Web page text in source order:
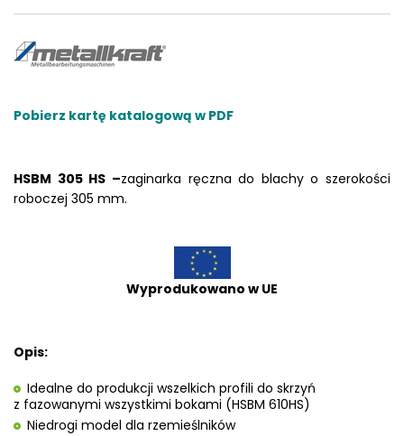
Pobierz kartę katalogową w PDF
HSBM 305 HS –zaginarka ręczna do blachy o szerokości
roboczej 305 mm.
Wyprodukowano w UE
Opis:
Idealne do produkcji wszelkich profili do skrzyń
z fazowanymi wszystkimi bokami (HSBM 610HS)
Niedrogi model dla rzemieślników